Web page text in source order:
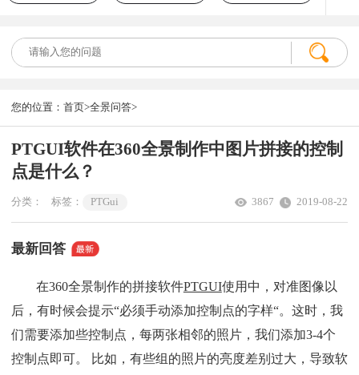
您的位置： 首页>全景问答>
PTGUI软件在360全景制作中图片拼接的控制
点是什么？
分类： 标签： PTGui 2019-08-22
3867
最新回答
在360全景制作的拼接软件PTGUI使用中，对准图像以
后，有时候会提示“必须手动添加控制点的字样“。这时，我
们需要添加些控制点，每两张相邻的照片，我们添加3-4个
控制点即可。 比如，有些组的照片的亮度差别过大，导致软